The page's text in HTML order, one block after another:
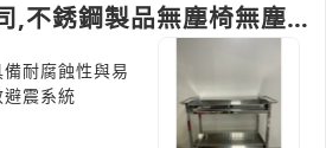
,不銹鋼製品無塵椅無塵室
製品
耐腐蝕性與易
震系統